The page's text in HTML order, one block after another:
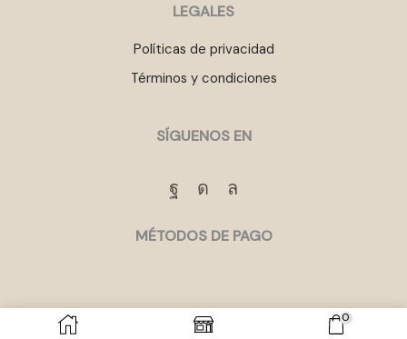
LEGALES
Políticas de privacidad
Términos y condiciones
SÍGUENOS EN
Facebook
Instagram
Whatsapp
MÉTODOS DE PAGO
0